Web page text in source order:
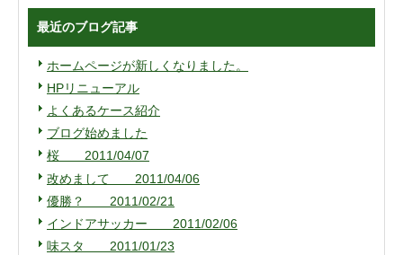
最近のブログ記事
ホームページが新しくなりました。
HPリニューアル
よくあるケース紹介
ブログ始めました
桜 2011/04/07
改めまして 2011/04/06
優勝？ 2011/02/21
インドアサッカー 2011/02/06
味スタ 2011/01/23